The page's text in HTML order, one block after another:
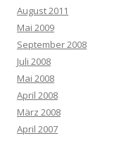
August 2011
Mai 2009
September 2008
Juli 2008
Mai 2008
April 2008
März 2008
April 2007